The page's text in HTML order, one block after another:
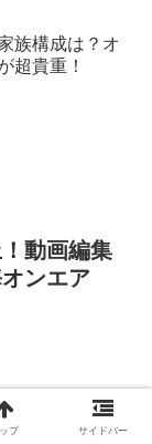
族構成は？オ
超貴重！
動画編集
ンエア
プ サイドバー